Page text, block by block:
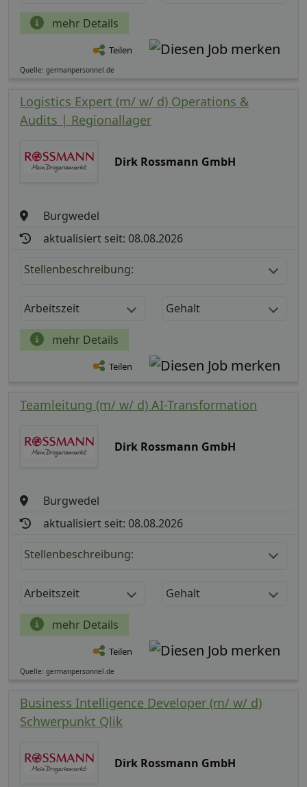
mehr Details
Teilen
Quelle: germanpersonnel.de
Logistics Expert (m/ w/ d) Operations &
Audits | Regionallager
Dirk Rossmann GmbH
Burgwedel
aktualisiert seit: 08.08.2026
Stellenbeschreibung:
Arbeitszeit Gehalt
mehr Details
Teilen
Teamleitung (m/ w/ d) AI-Transformation
Dirk Rossmann GmbH
Burgwedel
aktualisiert seit: 08.08.2026
Stellenbeschreibung:
Arbeitszeit Gehalt
mehr Details
Teilen
Quelle: germanpersonnel.de
Business Intelligence Developer (m/ w/ d)
Schwerpunkt Qlik
Dirk Rossmann GmbH